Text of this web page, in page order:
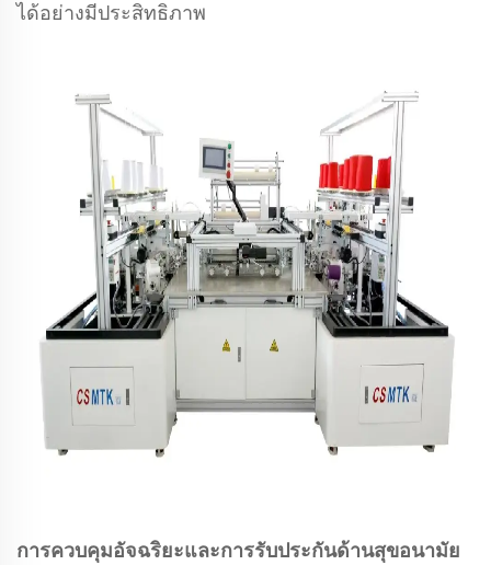
ได้อย่างมีประสิทธิภาพ
การควบคุมอัจฉริยะและการรับประกันด้านสุขอนามัย